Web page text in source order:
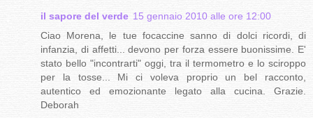
il sapore del verde 15 gennaio 2010 alle ore 12:00
Ciao Morena, le tue focaccine sanno di dolci ricordi, di
infanzia, di affetti... devono per forza essere buonissime. E'
stato bello "incontrarti" oggi, tra il termometro e lo sciroppo
per la tosse... Mi ci voleva proprio un bel racconto,
autentico ed emozionante legato alla cucina. Grazie.
Deborah